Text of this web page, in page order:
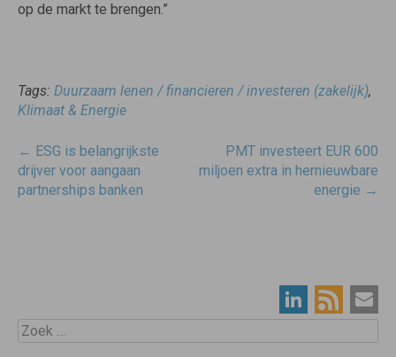
op de markt te brengen.”
Tags: Duurzaam lenen / financieren / investeren (zakelijk),
Klimaat & Energie
Post
navigatie
← ESG is belangrijkste
drijver voor aangaan
partnerships banken
PMT investeert EUR 600
miljoen extra in hernieuwbare
energie →
Zoek